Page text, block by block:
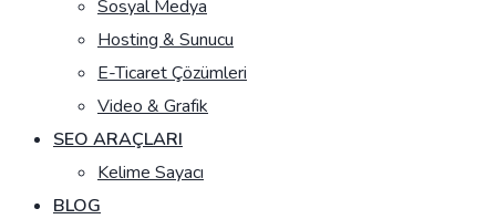
Sosyal Medya
Hosting & Sunucu
E-Ticaret Çözümleri
Video & Grafik
SEO ARAÇLARI
Kelime Sayacı
BLOG